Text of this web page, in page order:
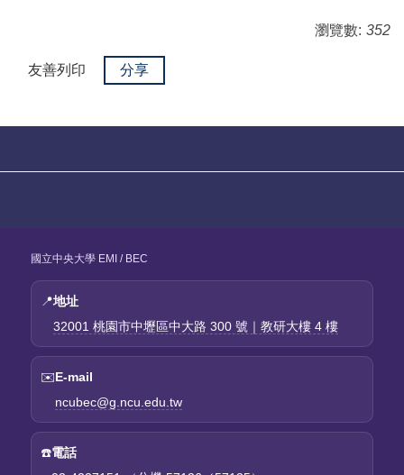
瀏覽數: 352
友善列印 分享
國立中央大學 EMI / BEC
📍地址
32001 桃園市中壢區中大路 300 號｜教研大樓 4 樓
✉️E-mail
ncubec@g.ncu.edu.tw
☎️電話